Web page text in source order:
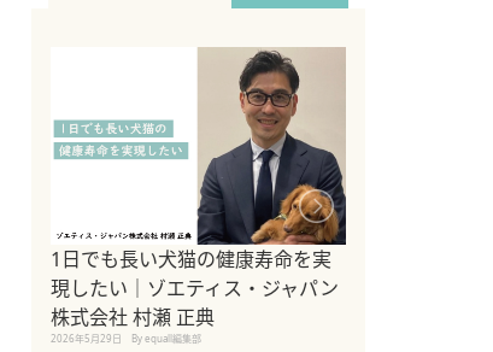
1日でも長い犬猫の健康寿命を実
現したい｜ゾエティス・ジャパン
株式会社 村瀬 正典
2026年5月29日 By equall編集部